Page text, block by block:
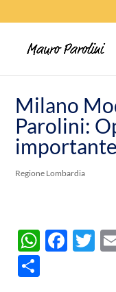
Milano
Parolini:
Regione Lombardia
W F
T